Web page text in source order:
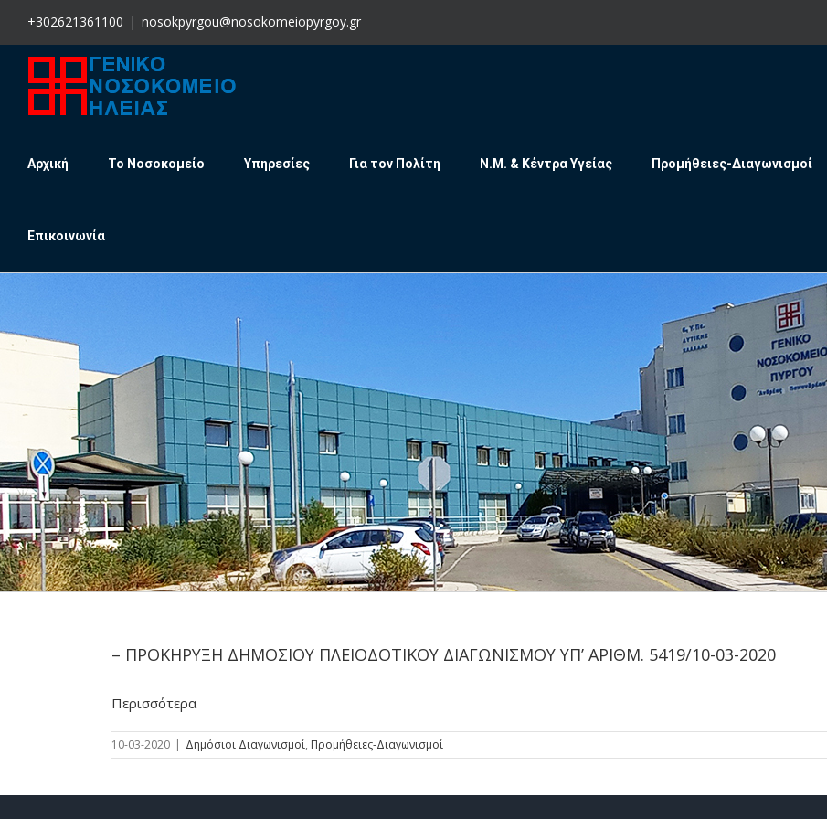
content
+302621361100 | nosokpyrgou@nosokomeiopyrgoy.gr
Αρχική Το Νοσοκομείο Υπηρεσίες Για τον Πολίτη Ν.Μ. & Κέντρα Υγείας Προμήθειες-Διαγωνισμοί
Επικοινωνία
– ΠΡΟΚΗΡΥΞΗ ΔΗΜΟΣΙΟΥ ΠΛΕΙΟΔΟΤΙΚΟΥ ΔΙΑΓΩΝΙΣΜΟΥ ΥΠ’ ΑΡΙΘΜ. 5419/10-03-2020
Περισσότερα
10-03-2020 | Δημόσιοι Διαγωνισμοί, Προμήθειες-Διαγωνισμοί